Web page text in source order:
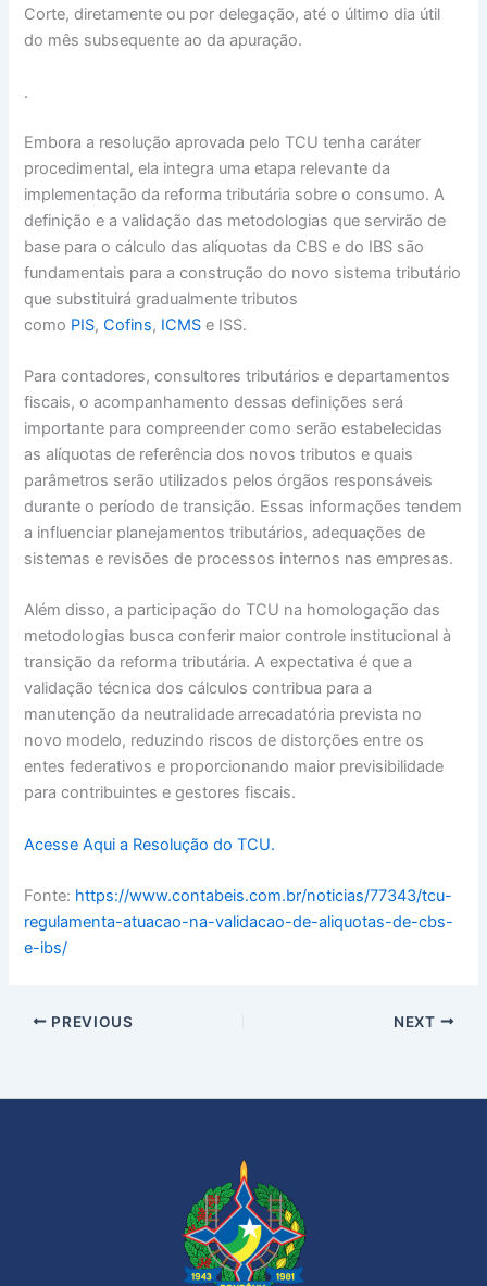
Corte, diretamente ou por delegação, até o último dia útil
do mês subsequente ao da apuração.
.
Embora a resolução aprovada pelo TCU tenha caráter
procedimental, ela integra uma etapa relevante da
implementação da reforma tributária sobre o consumo. A
definição e a validação das metodologias que servirão de
base para o cálculo das alíquotas da CBS e do IBS são
fundamentais para a construção do novo sistema tributário
que substituirá gradualmente tributos
como PIS,Cofins, ICMS e ISS.
Para contadores, consultores tributários e departamentos
fiscais, o acompanhamento dessas definições será
importante para compreender como serão estabelecidas
as alíquotas de referência dos novos tributos e quais
parâmetros serão utilizados pelos órgãos responsáveis
durante o período de transição. Essas informações tendem
a influenciar planejamentos tributários, adequações de
sistemas e revisões de processos internos nas empresas.
Além disso, a participação do TCU na homologação das
metodologias busca conferir maior controle institucional à
transição da reforma tributária. A expectativa é que a
validação técnica dos cálculos contribua para a
manutenção da neutralidade arrecadatória prevista no
novo modelo, reduzindo riscos de distorções entre os
entes federativos e proporcionando maior previsibilidade
para contribuintes e gestores fiscais.
Acesse Aqui a Resolução do TCU.
Fonte: https://www.contabeis.com.br/noticias/77343/tcu-
regulamenta-atuacao-na-validacao-de-aliquotas-de-cbs-
e-ibs/
PREVIOUS NEXT